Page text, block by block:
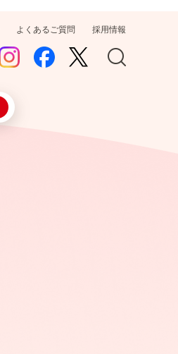
よくあるご質問 採用情報